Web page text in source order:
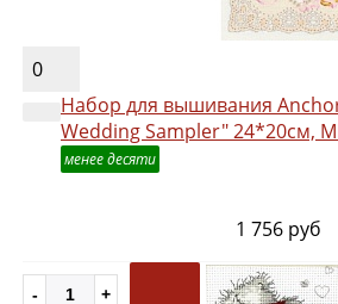
0
Набор для вышивания
Wedding Sampler" 24*20см,
менее десяти
1 756 руб